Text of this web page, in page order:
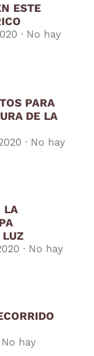
ESTE
No hay
PARA
DE LA
No hay
LA
LUZ
No hay
No hay